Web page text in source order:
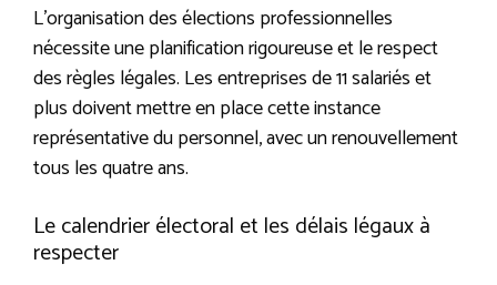
L’organisation des élections professionnelles
nécessite une planification rigoureuse et le respect
des règles légales. Les entreprises de 11 salariés et
plus doivent mettre en place cette instance
représentative du personnel, avec un renouvellement
tous les quatre ans.
Le calendrier électoral et les délais légaux à
respecter